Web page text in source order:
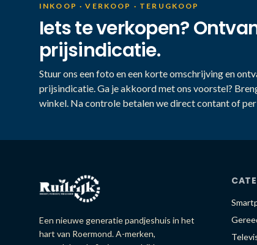
INKOOP · VERKOOP · TERUGKOOP
Iets te verkopen?
prijsindicatie.
Stuur ons een foto en een korte omschrijving en
prijsindicatie. Ga je akkoord met ons voorstel?
winkel. Na controle betalen we direct contant of
Een nieuwe generatie pandjeshuis in het
hart van Roermond. A-merken,